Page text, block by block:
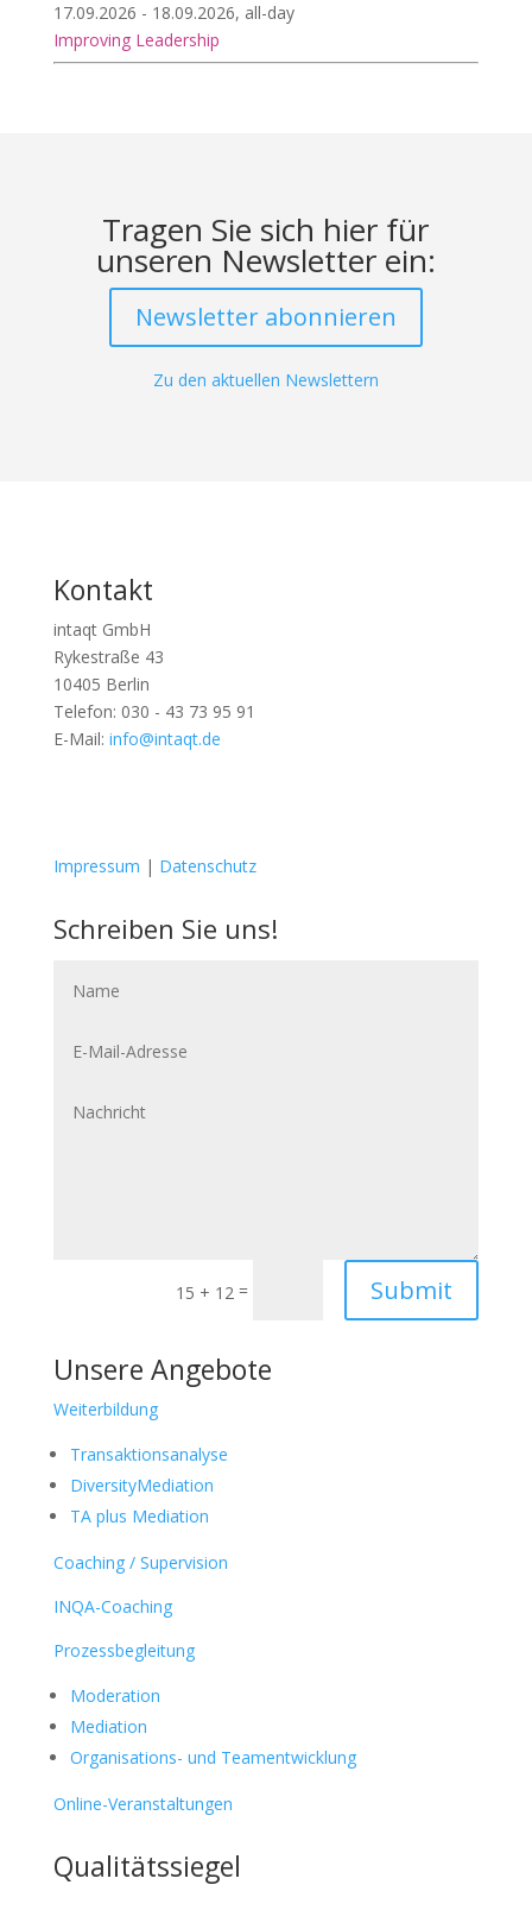
17.09.2026 - 18.09.2026, all-day
Improving Leadership
Tragen Sie sich hier für
unseren Newsletter ein:
Newsletter abonnieren
Zu den aktuellen Newslettern
Kontakt
intaqt GmbH
Rykestraße 43
10405 Berlin
Telefon: 030 - 43 73 95 91
E-Mail: info@intaqt.de
Impressum | Datenschutz
Schreiben Sie uns!
Mail-
15 + 12 = Submit
Unsere Angebote
Weiterbildung
Transaktionsanalyse
DiversityMediation
TA plus Mediation
Coaching / Supervision
INQA-Coaching
Prozessbegleitung
Moderation
Mediation
Organisations- und Teamentwicklung
Online-Veranstaltungen
Qualitätssiegel